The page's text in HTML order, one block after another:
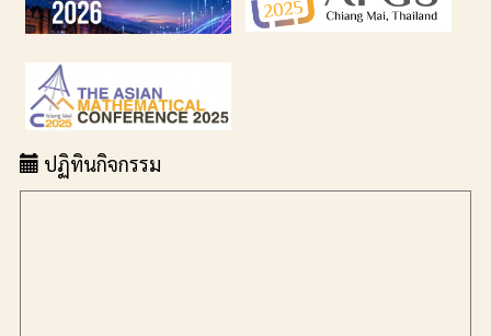
ปฏิทินกิจกรรม